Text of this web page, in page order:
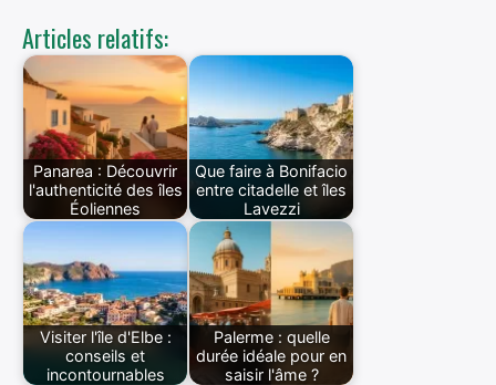
Articles relatifs:
Panarea : Découvrir
l'authenticité des îles
Éoliennes
Que faire à Bonifacio
entre citadelle et îles
Lavezzi
Visiter l'île d'Elbe :
conseils et
incontournables
Palerme : quelle
durée idéale pour en
saisir l'âme ?